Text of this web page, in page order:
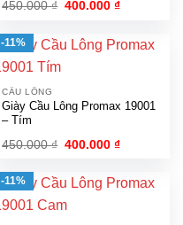
450.000₫ Giá
450.000 ₫.
400.000₫Giá
là:
400.000 ₫.
-11%
CẦU LÔNG
Giày Cầu Lông Promax 19001
– Tím
450.000₫ Giá
450.000 ₫.
400.000₫Giá
là:
400.000 ₫.
-11%